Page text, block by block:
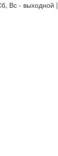
Вс - выходной |